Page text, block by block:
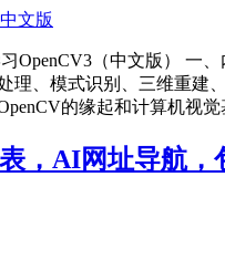
习OpenCV3（中文版）
理、模式识别、三维重建
的缘起和计算机视
，AI网址导航，